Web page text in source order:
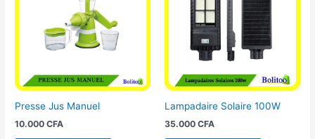
Presse Jus Manuel
10.000CFA
Lampadaire Solaire 100W
35.000 CFA